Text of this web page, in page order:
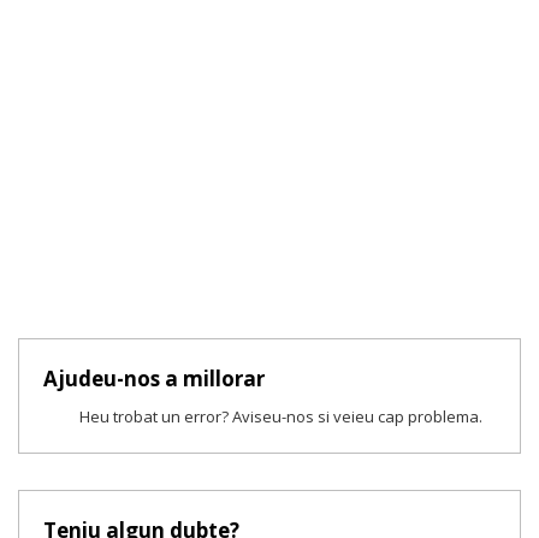
Ajudeu-nos a millorar
Heu trobat un error? Aviseu-nos si veieu cap problema.
Teniu algun dubte?